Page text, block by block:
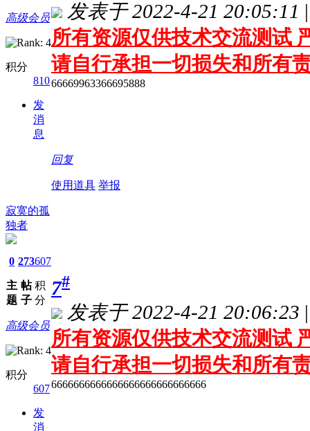
高级会员
积分
810
发
消
息
发表于 2022-4-21 20:05:11 |
所有资源仅供技术交流测试
请自行承担一切损失和所有
66669963366695888
回复
使用道具 举报
寂寞的孤
独者
0
主
题
273
帖
子
607
积
分
高级会员
积分
607
发
消
7#
发表于 2022-4-21 20:06:23 |
所有资源仅供技术交流测试
请自行承担一切损失和所有
6666666666666666666666666666